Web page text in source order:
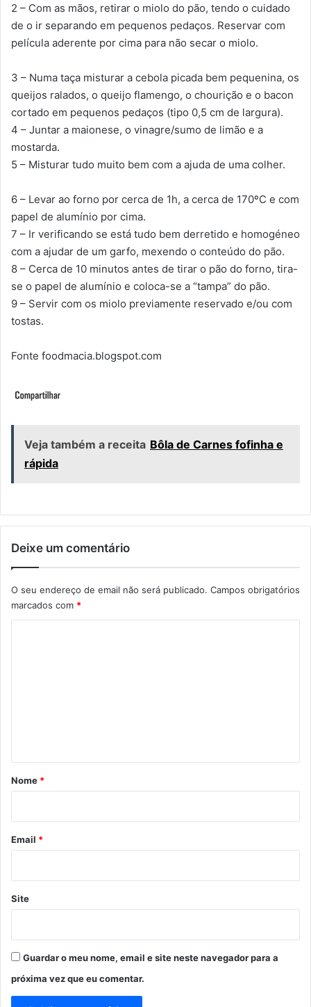
2 – Com as mãos, retirar o miolo do pão, tendo o cuidado
de o ir separando em pequenos pedaços. Reservar com
película aderente por cima para não secar o miolo.
3 – Numa taça misturar a cebola picada bem pequenina, os
queijos ralados, o queijo flamengo, o chourição e o bacon
cortado em pequenos pedaços (tipo 0,5 cm de largura).
4 – Juntar a maionese, o vinagre/sumo de limão e a
mostarda.
5 – Misturar tudo muito bem com a ajuda de uma colher.
6 – Levar ao forno por cerca de 1h, a cerca de 170ºC e com
papel de alumínio por cima.
7 – Ir verificando se está tudo bem derretido e homogéneo
com a ajudar de um garfo, mexendo o conteúdo do pão.
8 – Cerca de 10 minutos antes de tirar o pão do forno, tira-
se o papel de alumínio e coloca-se a “tampa” do pão.
9 – Servir com os miolo previamente reservado e/ou com
tostas.
Fonte foodmacia.blogspot.com
Veja também a receita Bôla de Carnes fofinha e
rápida
Deixe um comentário
O seu endereço de email não será publicado. Campos obrigatórios
marcados com *
r
*
Nome *
Email *
Site
Guardar o meu nome, email e site neste navegador para a
próxima vez que eu comentar.